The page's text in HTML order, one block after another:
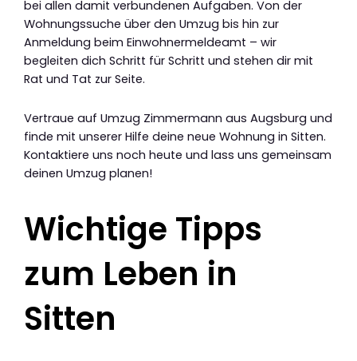
bei allen damit verbundenen Aufgaben. Von der
Wohnungssuche über den Umzug bis hin zur
Anmeldung beim Einwohnermeldeamt – wir
begleiten dich Schritt für Schritt und stehen dir mit
Rat und Tat zur Seite.
Vertraue auf Umzug Zimmermann aus Augsburg und
finde mit unserer Hilfe deine neue Wohnung in Sitten.
Kontaktiere uns noch heute und lass uns gemeinsam
deinen Umzug planen!
Wichtige Tipps
zum Leben in
Sitten